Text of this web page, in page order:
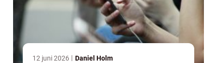
12 juni 2026 Daniel Holm